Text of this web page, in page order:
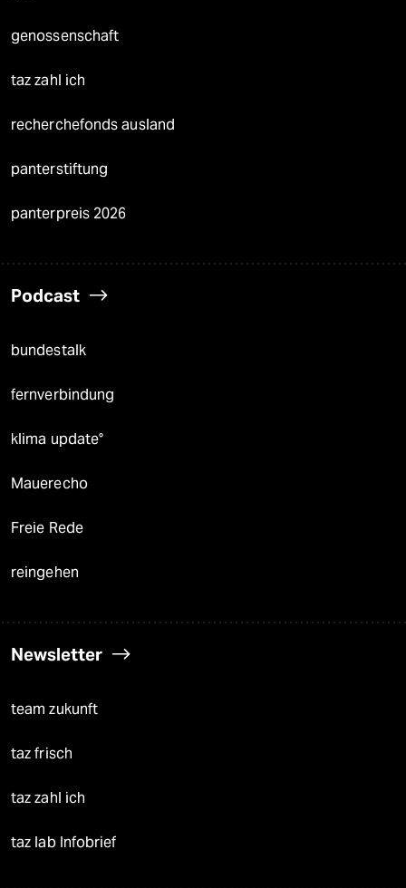
genossenschaft
taz zahl ich
recherchefonds ausland
panterstiftung
panterpreis 2026
Podcast
bundestalk
fernverbindung
klima update°
Mauerecho
Freie Rede
reingehen
Newsletter
team zukunft
taz frisch
taz zahl ich
taz lab Infobrief